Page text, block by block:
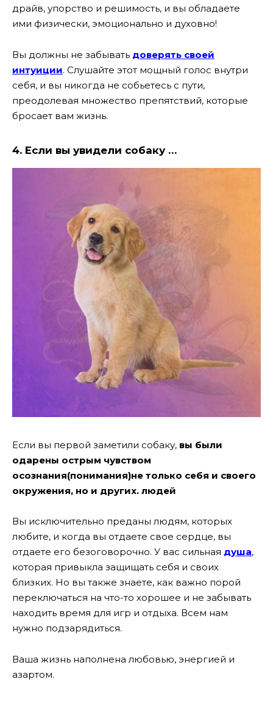
драйв, упорство и решимость, и вы обладаете
ими физически, эмоционально и духовно!
Вы должны не забывать доверять своей
интуиции. Слушайте этот мощный голос внутри
себя, и вы никогда не собьетесь с пути,
преодолевая множество препятствий, которые
бросает вам жизнь.
4. Если вы увидели собаку …
Если вы первой заметили собаку, вы были
одарены острым чувством
осознания(понимания)не только себя и своего
окружения, но и других. людей
Вы исключительно преданы людям, которых
любите, и когда вы отдаете свое сердце, вы
отдаете его безоговорочно. У вас сильная душа,
которая привыкла защищать себя и своих
близких. Но вы также знаете, как важно порой
переключаться на что-то хорошее и не забывать
находить время для игр и отдыха. Всем нам
нужно подзарядиться.
Ваша жизнь наполнена любовью, энергией и
азартом.